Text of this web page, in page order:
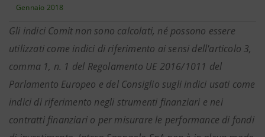
Gennaio 2018
Gli indici Comit non sono calcolati, né possono essere
utilizzati come indici di riferimento ai sensi dell'articolo 3,
comma 1, n. 1 del Regolamento UE 2016/1011 del
Parlamento Europeo e del Consiglio sugli indici usati come
indici di riferimento negli strumenti finanziari e nei
contratti finanziari o per misurare le performance di fondi